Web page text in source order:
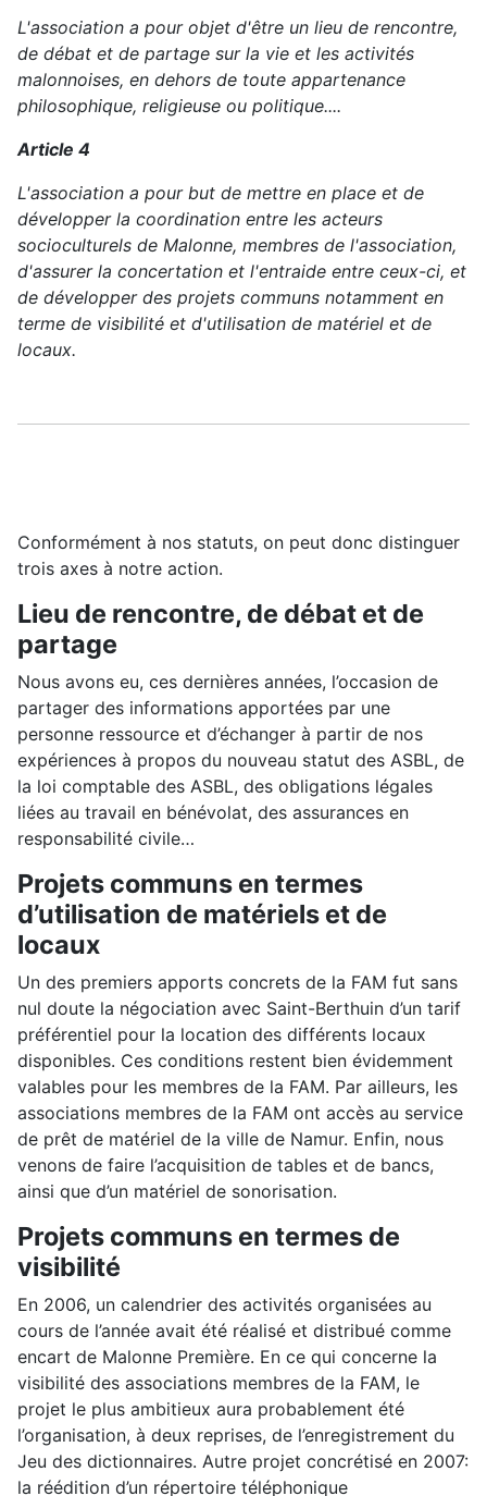
L'association a pour objet d'être un lieu de rencontre,
de débat et de partage sur la vie et les activités
malonnoises, en dehors de toute appartenance
philosophique, religieuse ou politique....
Article 4
L'association a pour but de mettre en place et de
développer la coordination entre les acteurs
socioculturels de Malonne, membres de l'association,
d'assurer la concertation et l'entraide entre ceux-ci, et
de développer des projets communs notamment en
terme de visibilité et d'utilisation de matériel et de
locaux.
Conformément à nos statuts, on peut donc distinguer
trois axes à notre action.
Lieu de rencontre, de débat et de
partage
Nous avons eu, ces dernières années, l’occasion de
partager des informations apportées par une
personne ressource et d’échanger à partir de nos
expériences à propos du nouveau statut des ASBL, de
la loi comptable des ASBL, des obligations légales
liées au travail en bénévolat, des assurances en
responsabilité civile…
Projets communs en termes
d’utilisation de matériels et de
locaux
Un des premiers apports concrets de la FAM fut sans
nul doute la négociation avec Saint-Berthuin d’un tarif
préférentiel pour la location des différents locaux
disponibles. Ces conditions restent bien évidemment
valables pour les membres de la FAM. Par ailleurs, les
associations membres de la FAM ont accès au service
de prêt de matériel de la ville de Namur. Enfin, nous
venons de faire l’acquisition de tables et de bancs,
ainsi que d’un matériel de sonorisation.
Projets communs en termes de
visibilité
En 2006, un calendrier des activités organisées au
cours de l’année avait été réalisé et distribué comme
encart de Malonne Première. En ce qui concerne la
visibilité des associations membres de la FAM, le
projet le plus ambitieux aura probablement été
l’organisation, à deux reprises, de l’enregistrement du
Jeu des dictionnaires. Autre projet concrétisé en 2007:
la réédition d’un répertoire téléphonique